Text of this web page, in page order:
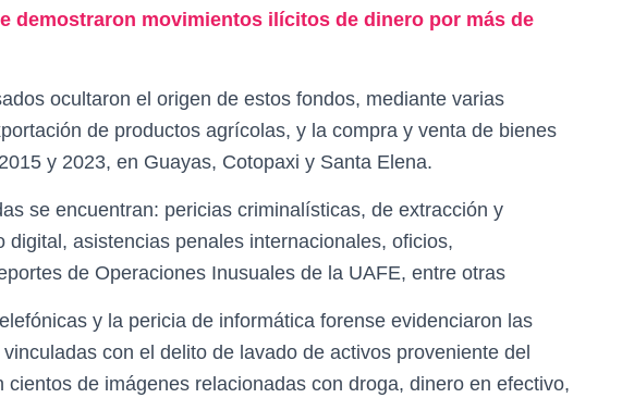
demostraron movimientos ilícitos de dinero por más de
ocultaron el origen de estos fondos, mediante varias
de productos agrícolas, y la compra y venta de bienes
y 2023, en Guayas, Cotopaxi y Santa Elena.
se encuentran: pericias criminalísticas, de extracción y
digital, asistencias penales internacionales, oficios,
de Operaciones Inusuales de la UAFE, entre otras
y la pericia de informática forense evidenciaron las
con el delito de lavado de activos proveniente del
cientos de imágenes relacionadas con droga, dinero en efectivo,